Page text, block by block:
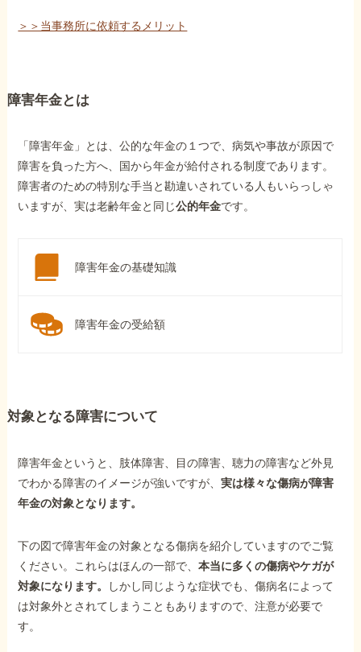
＞＞当事務所に依頼するメリット
障害年金とは
「障害年金」とは、公的な年金の１つで、病気や事故が原因で
障害を負った方へ、国から年金が給付される制度であります。
障害者のための特別な手当と勘違いされている人もいらっしゃ
いますが、実は老齢年金と同じ公的年金です。
障害年金の基礎知識
障害年金の受給額
対象となる障害について
障害年金というと、肢体障害、目の障害、聴力の障害など外見
でわかる障害のイメージが強いですが、実は様々な傷病が障害
年金の対象となります。
下の図で障害年金の対象となる傷病を紹介していますのでご覧
ください。これらはほんの一部で、本当に多くの傷病やケガが
対象になります。
しかし同じような症状でも、傷病名によって
は対象外とされてしまうこともありますので、注意が必要で
す。